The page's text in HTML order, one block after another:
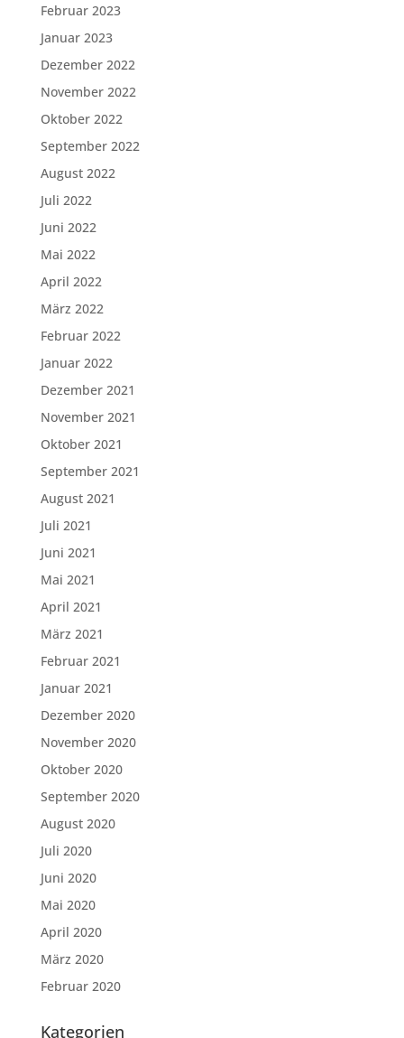
Februar 2023
Januar 2023
Dezember 2022
November 2022
Oktober 2022
September 2022
August 2022
Juli 2022
Juni 2022
Mai 2022
April 2022
März 2022
Februar 2022
Januar 2022
Dezember 2021
November 2021
Oktober 2021
September 2021
August 2021
Juli 2021
Juni 2021
Mai 2021
April 2021
März 2021
Februar 2021
Januar 2021
Dezember 2020
November 2020
Oktober 2020
September 2020
August 2020
Juli 2020
Juni 2020
Mai 2020
April 2020
März 2020
Februar 2020
Kategorien